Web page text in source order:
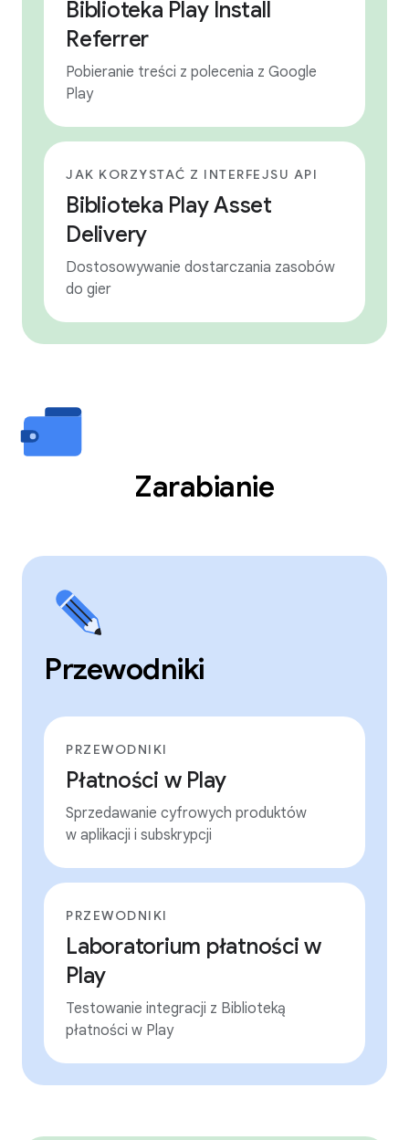
Biblioteka Play Install
Referrer
Pobieranie treści z polecenia z Google
Play
JAK KORZYSTAĆ Z INTERFEJSU API
Biblioteka Play Asset
Delivery
Dostosowywanie dostarczania zasobów
do gier
Zarabianie
Przewodniki
PRZEWODNIKI
Płatności w Play
Sprzedawanie cyfrowych produktów
w aplikacji i subskrypcji
PRZEWODNIKI
Laboratorium płatności w
Play
Testowanie integracji z Biblioteką
płatności w Play